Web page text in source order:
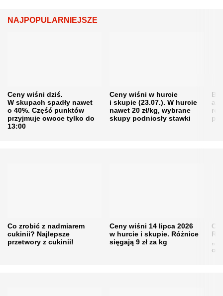
NAJPOPULARNIEJSZE
Ceny wiśni dziś.
W skupach spadły nawet
o 40%. Część punktów
przyjmuje owoce tylko do
13:00
Ceny wiśni w hurcie
i skupie (23.07.). W hurcie
nawet 20 zł/kg, wybrane
skupy podniosły stawki
Co zrobić z nadmiarem
cukinii? Najlepsze
przetwory z cukinii!
Ceny wiśni 14 lipca 2026
w hurcie i skupie. Różnice
sięgają 9 zł za kg